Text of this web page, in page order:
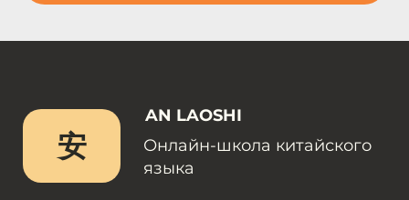
安
AN LAOSHI
Онлайн-школа китайского
языка